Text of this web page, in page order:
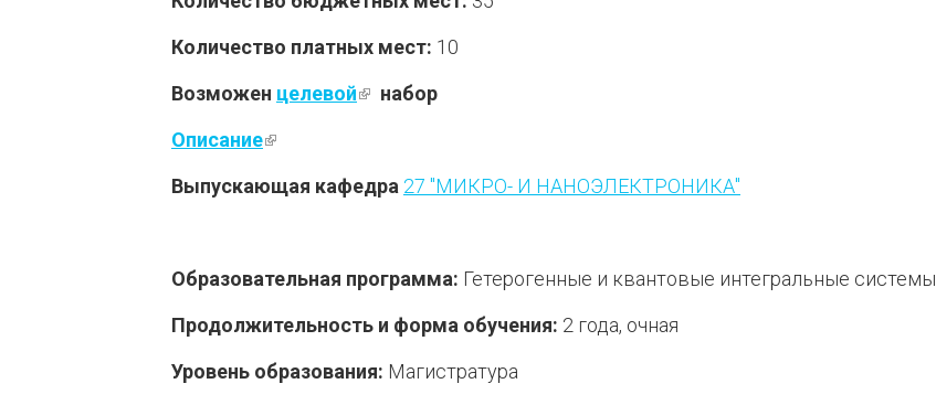
Количество платных мест: 10
Возможен целевой(внешняя ссылка)
набор
Описание(внешняя ссылка)
Выпускающая кафедра 27 "МИКРО- И НАНОЭЛЕКТРОНИКА"
Образовательная программа: Гетерогенные и квантовые интегральные системы
Продолжительность и форма обучения: 2 года, очная
Уровень образования: Магистратура